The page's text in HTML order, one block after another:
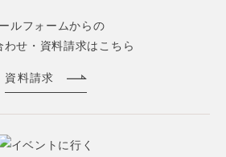
ルフォームからの
わせ・資料請求はこちら
資料請求